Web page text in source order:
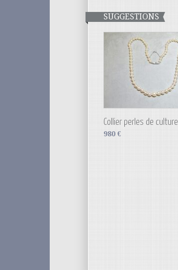
SUGGESTIONS
Collier perles de culture
980 €